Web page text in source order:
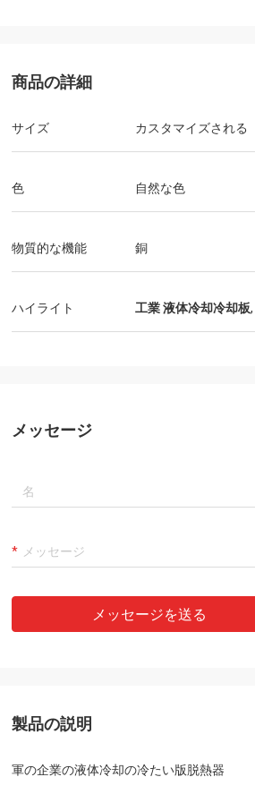
ロビン Seifert
私は LiFong によって提供されるプロダクト
商品の詳細
サイズ カスタマイズされる
色 自然な色
物質的な機能 銅
ハイライト 工業 液体冷却冷却板,
メッセージ
メッセージを送る
製品の説明
軍の企業の液体冷却の冷たい版脱熱器